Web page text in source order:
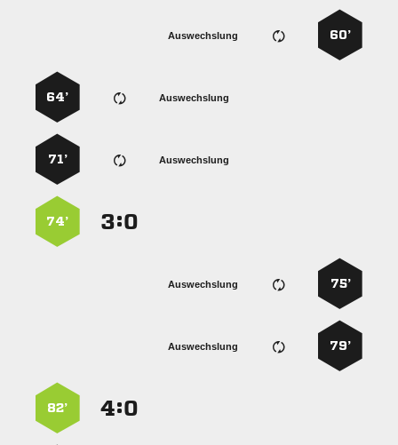
60’
Auswechslung
Auswechslung
64’
Auswechslung
71’
:
74’
75’
Auswechslung
79’
Auswechslung
:
82’